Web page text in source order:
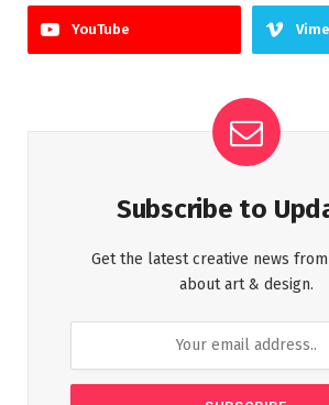
YouTube
Subscribe to
Get the latest creative news from
about art & design.